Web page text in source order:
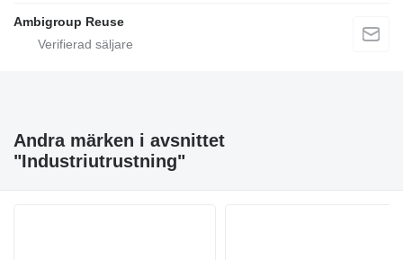
Ambigroup Reuse
Andra märken i avsnittet
"Industriutrustning"